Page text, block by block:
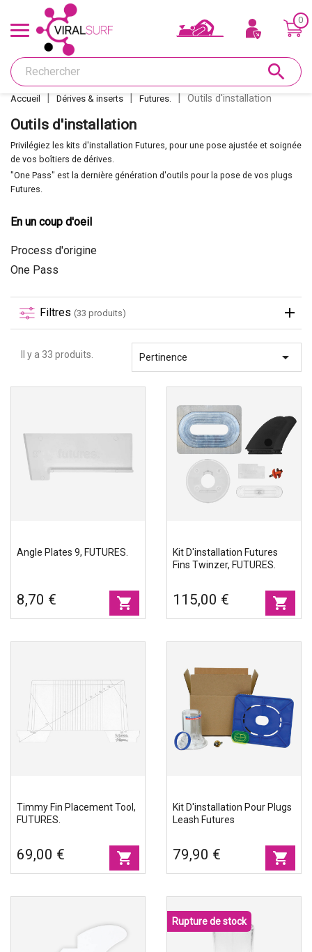
Offres & Carte cadeau
Shape
Glass
Ponçage
Dérives et inserts
Accessoires
0
search
Accueil Dérives & inserts Futures. Outils d'installation
Outils d'installation
Privilégiez les kits d'installation Futures, pour une pose ajustée et soignée
de vos boîtiers de dérives.
"One Pass" est la dernière génération d'outils pour la pose de vos plugs
Futures.
En un coup d'oeil
Process d'origine
One Pass
Filtres (33 produits)
Il y a 33 produits. Pertinence 
Angle Plates 9, FUTURES.
8,70 € shopping_cart
Kit D'installation Futures
Fins Twinzer, FUTURES.
115,00 € shopping_cart
Timmy Fin Placement Tool,
FUTURES.
69,00 € shopping_cart
Kit D'installation Pour Plugs
Leash Futures
79,90 € shopping_cart
Rupture de stock